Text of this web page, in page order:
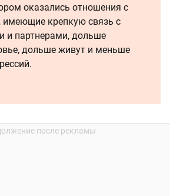
оказались отношения с
крепкую связь с
и партнерами, дольше
дольше живут и меньше